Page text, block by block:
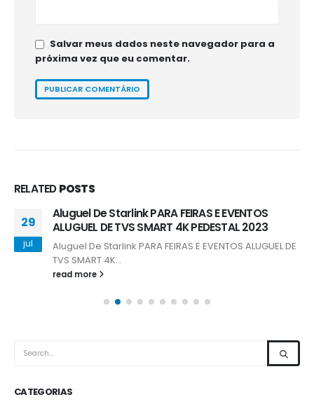
Salvar meus dados neste navegador para a
próxima vez que eu comentar.
RELATEDPOSTS
29
jul
Aluguel De Starlink PARA FEIRAS E EVENTOS
ALUGUEL DE TVS SMART 4K PEDESTAL 2023
Aluguel De Starlink PARA FEIRAS E EVENTOS ALUGUEL DE
TVS SMART 4K...
read more
CATEGORIAS